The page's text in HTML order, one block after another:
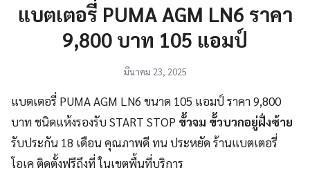
แบตเตอรี่ PUMA AGM LN6 ราคา
9,800 บาท 105 แอมป์
มีนาคม 23, 2025
แบตเตอรี่ PUMA AGM LN6 ขนาด 105 แอมป์ ราคา 9,800
บาท ชนิดแห้งรองรับ START STOP ขั้วจม ขั้วบวกอยู่ฝั่งซ้าย
รับประกัน 18 เดือน คุณภาพดี ทน ประหยัด ร้านแบตเตอรี่
โอเค ติดตั้งฟรีถึงที่ ในเขตพื้นที่บริการ